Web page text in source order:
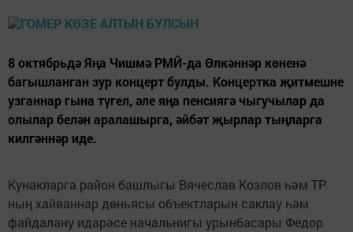
8 октябрьдә Яңа Чишмә РМЙ-да Өлкәннәр көненә
багышланган зур концерт булды. Концертка җитмешне
узганнар гына түгел, әле яңа пенсиягә чыгучылар да
олылар белән аралашырга, әйбәт җырлар тыңларга
килгәннәр иде.
Кунакларга район башлыгы Вячеслав Козлов һәм ТР
ның хайваннар дөньясы объектларын саклау һәм
файдалану идарәсе начальнигы урынбасары Федор